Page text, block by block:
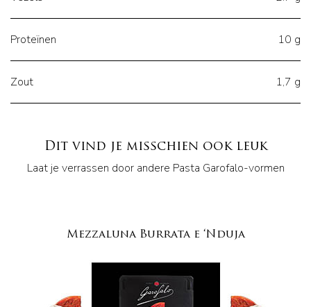
Proteïnen 10 g
Zout 1,7 g
Dit vind je misschien ook leuk
Laat je verrassen door andere Pasta Garofalo-vormen
Mezzaluna Burrata e ‘Nduja